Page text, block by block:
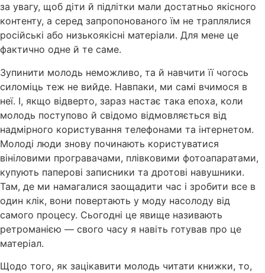
за увагу, щоб діти й підлітки мали достатньо якісного
контенту, а серед запропонованого їм не траплялися
російські або низькоякісні матеріали. Для мене це
фактично одне й те саме.
Зупинити молодь неможливо, та й навчити її чогось
силоміць теж не вийде. Навпаки, ми самі вчимося в
неї. І, якщо відверто, зараз настає така епоха, коли
молодь поступово й свідомо відмовляється від
надмірного користування телефонами та інтернетом.
Молоді люди знову починають користуватися
вініловими програвачами, плівковими фотоапаратами,
купують паперові записники та дротові навушники.
Там, де ми намагалися заощадити час і зробити все в
один клік, вони повертають у моду насолоду від
самого процесу. Сьогодні це явище називають
ретроманією — свого часу я навіть готував про це
матеріал.
Щодо того, як зацікавити молодь читати книжки, то,